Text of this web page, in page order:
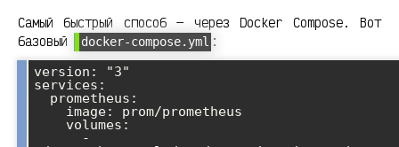
Самый быстрый способ — через Docker Compose. Вот
базовый
docker-compose.yml :
version: "3"
services: